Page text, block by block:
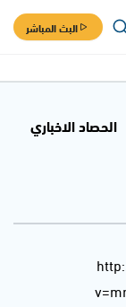
البث المباشر
الحصاد الاخباري